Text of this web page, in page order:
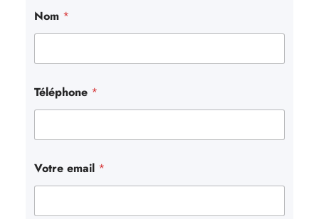
c
h
Nom *
Téléphone *
Votre email *